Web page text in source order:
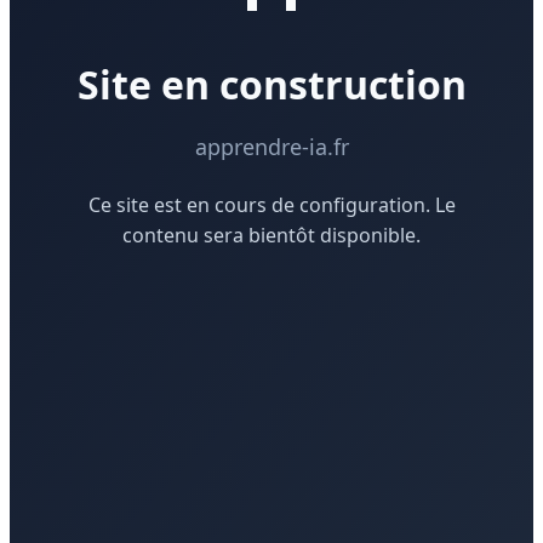
Site en construction
apprendre-ia.fr
Ce site est en cours de configuration. Le
contenu sera bientôt disponible.